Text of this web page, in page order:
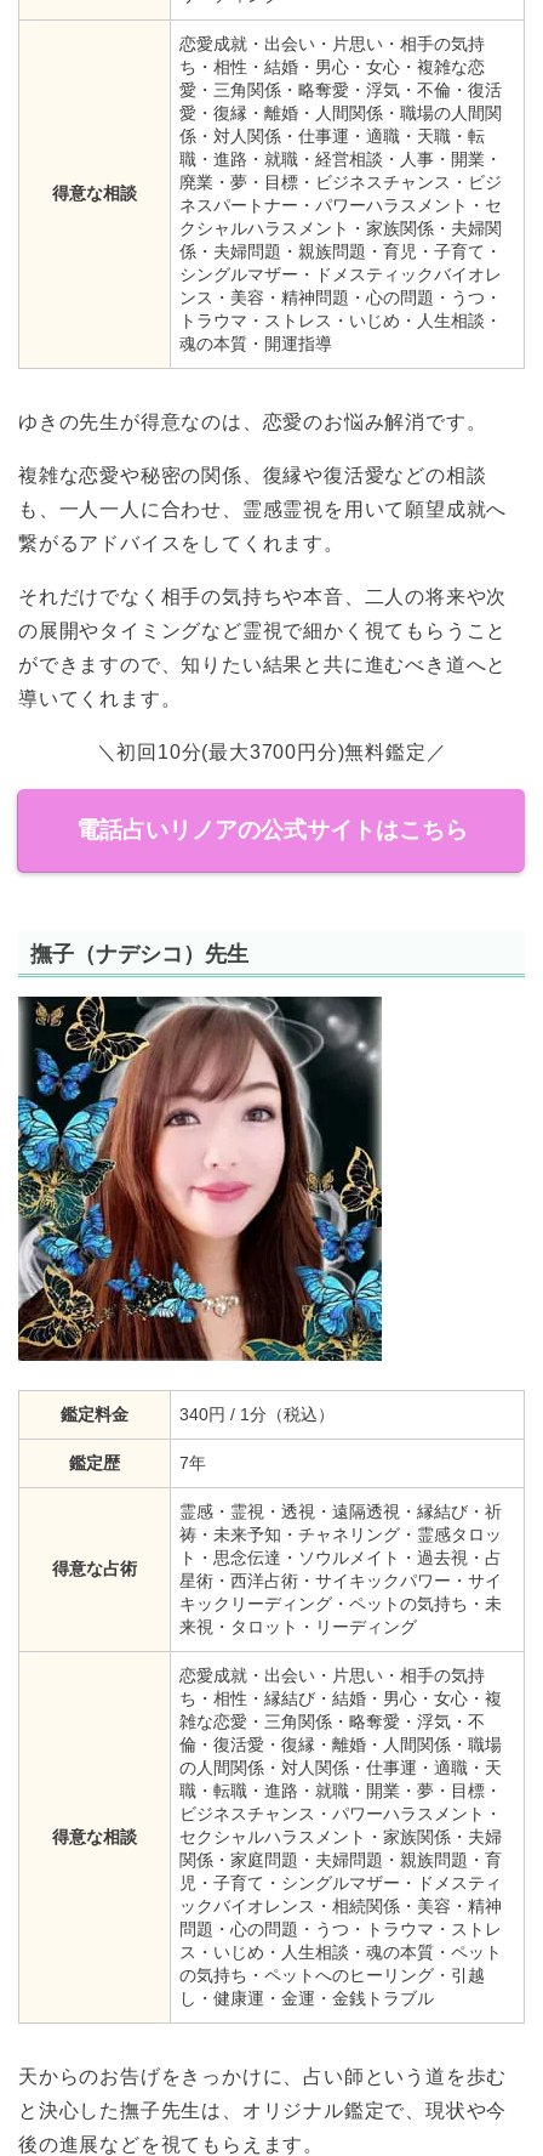
得意な相談
恋愛成就・出会い・片思い・相手の気持
ち・相性・結婚・男心・女心・複雑な恋
愛・三角関係・略奪愛・浮気・不倫・復活
愛・復縁・離婚・人間関係・職場の人間関
係・対人関係・仕事運・適職・天職・転
職・進路・就職・経営相談・人事・開業・
廃業・夢・目標・ビジネスチャンス・ビジ
ネスパートナー・パワーハラスメント・セ
クシャルハラスメント・家族関係・夫婦関
係・夫婦問題・親族問題・育児・子育て・
シングルマザー・ドメスティックバイオレ
ンス・美容・精神問題・心の問題・うつ・
トラウマ・ストレス・いじめ・人生相談・
魂の本質・開運指導
ゆきの先生が得意なのは、恋愛のお悩み解消です。
複雑な恋愛や秘密の関係、復縁や復活愛などの相談
も、一人一人に合わせ、霊感霊視を用いて願望成就へ
繋がるアドバイスをしてくれます。
それだけでなく相手の気持ちや本音、二人の将来や次
の展開やタイミングなど霊視で細かく視てもらうこと
ができますので、知りたい結果と共に進むべき道へと
導いてくれます。
＼初回10分(最大3700円分)無料鑑定／
電話占いリノアの公式サイトはこちら
撫子（ナデシコ）先生
鑑定料金 340円 / 1分（税込）
鑑定歴 7年
得意な占術
霊感・霊視・透視・遠隔透視・縁結び・祈
祷・未来予知・チャネリング・霊感タロッ
ト・思念伝達・ソウルメイト・過去視・占
星術・西洋占術・サイキックパワー・サイ
キックリーディング・ペットの気持ち・未
来視・タロット・リーディング
得意な相談
恋愛成就・出会い・片思い・相手の気持
ち・相性・縁結び・結婚・男心・女心・複
雑な恋愛・三角関係・略奪愛・浮気・不
倫・復活愛・復縁・離婚・人間関係・職場
の人間関係・対人関係・仕事運・適職・天
職・転職・進路・就職・開業・夢・目標・
ビジネスチャンス・パワーハラスメント・
セクシャルハラスメント・家族関係・夫婦
関係・家庭問題・夫婦問題・親族問題・育
児・子育て・シングルマザー・ドメスティ
ックバイオレンス・相続関係・美容・精神
問題・心の問題・うつ・トラウマ・ストレ
ス・いじめ・人生相談・魂の本質・ペット
の気持ち・ペットへのヒーリング・引越
し・健康運・金運・金銭トラブル
天からのお告げをきっかけに、占い師という道を歩む
と決心した撫子先生は、オリジナル鑑定で、現状や今
後の進展などを視てもらえます。